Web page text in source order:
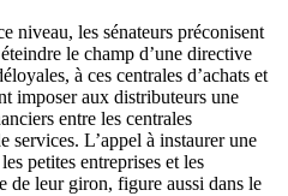
niveau, les sénateurs préconisent
le champ d’une directive
à ces centrales d’achats et
imposer aux distributeurs une
entre les centrales
services. L’appel à instaurer une
petites entreprises et les
de leur giron, figure aussi dans le